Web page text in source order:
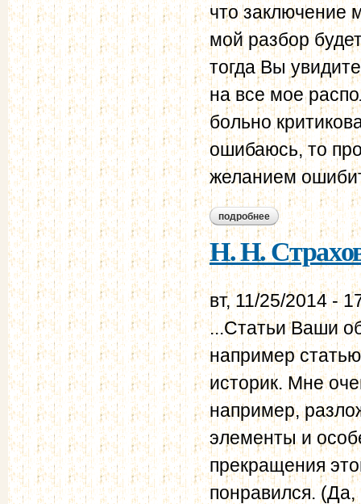
что заключение
мой разбор
тогда Вы
на все мое
больно
ошибаюсь, то
желанием
подробнее о н. н. страхов -
Н. Н.
вт, 11/25/2014 -
...Статьи Ваши
например
историк. Мне
например,
элементы и
прекращения
понравился.